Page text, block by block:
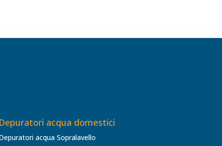
Depuratori acqua domestici
acqua Sopralavello